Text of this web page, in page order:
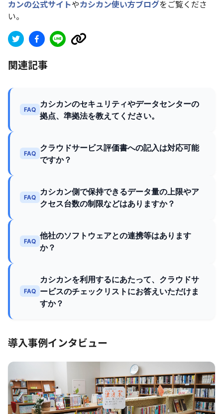
カンの公式サイトやカシカン使い方ブログをご覧くださ
い。
関連記事
FAQ
カシカンのセキュリティやデータセンターの
拠点、準拠法を教えてください。
FAQ
クラウドサービス評価書への記入は対応可能
ですか？
FAQ
カシカン側で保持できるデータ量の上限やア
クセス台数の制限などはありますか？
FAQ
他社のソフトウェアとの連携等はあります
か？
FAQ
カシカンを利用するにあたって、クラウドサ
ービスのチェックリストにお答えいただけま
すか？
導入事例インタビュー